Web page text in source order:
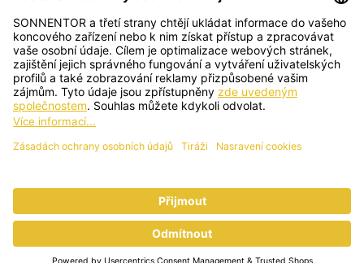
čeština
SONNENTOR s.r.o.
Příhon 943, 696 15 Čejkovice, Česká republika
+420 518 362 687 sonnentor@sonnentor.cz